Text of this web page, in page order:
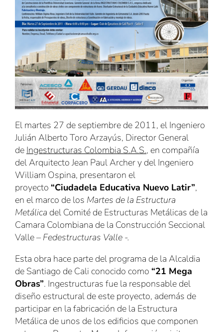
El martes 27 de septiembre de 2011, el Ingeniero
Julián Alberto Toro Arzayús, Director General
de Ingestructuras Colombia S.A.S., en compañía
del Arquitecto Jean Paul Archer y del Ingeniero
William Ospina, presentaron el
proyecto “Ciudadela Educativa Nuevo Latir”,
en el marco de los Martes de la Estructura
Metálica del Comité de Estructuras Metálicas de la
Camara Colombiana de la Construcción Seccional
Valle– Fedestructuras Valle -.
Esta obra hace parte del programa de la Alcaldia
de Santiago de Cali conocido como “21 Mega
Obras”. Ingestructuras fue la responsable del
diseño estructural de este proyecto, además de
participar en la fabricación de la Estructura
Metálica de unos de los edificios que componen